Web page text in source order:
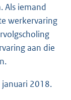
Als iemand
werkervaring
aan die
2018.